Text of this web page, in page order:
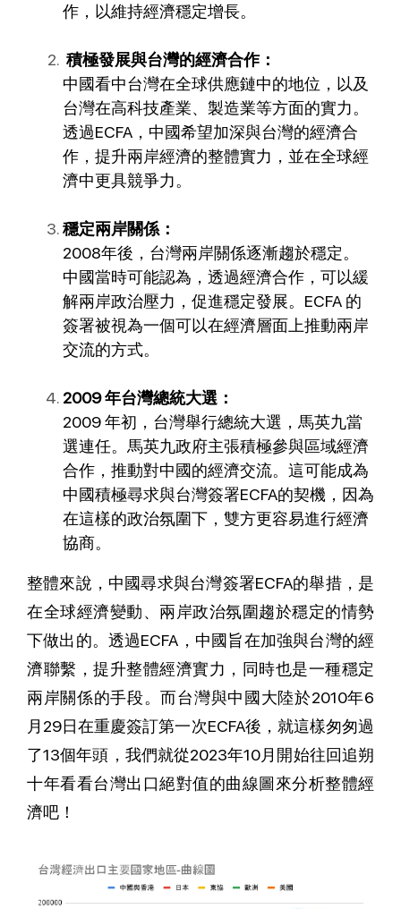
作，以維持經濟穩定增長。
積極發展與台灣的經濟合作：
中國看中台灣在全球供應鏈中的地位，以及
台灣在高科技產業、製造業等方面的實力。
透過ECFA，中國希望加深與台灣的經濟合
作，提升兩岸經濟的整體實力，並在全球經
濟中更具競爭力。
穩定兩岸關係：
2008年後，台灣兩岸關係逐漸趨於穩定。
中國當時可能認為，透過經濟合作，可以緩
解兩岸政治壓力，促進穩定發展。ECFA 的
簽署被視為一個可以在經濟層面上推動兩岸
交流的方式。
2009 年台灣總統大選：
2009 年初，台灣舉行總統大選，馬英九當
選連任。馬英九政府主張積極參與區域經濟
合作，推動對中國的經濟交流。這可能成為
中國積極尋求與台灣簽署ECFA的契機，因為
在這樣的政治氛圍下，雙方更容易進行經濟
協商。
整體來說，中國尋求與台灣簽署ECFA的舉措，是
在全球經濟變動、兩岸政治氛圍趨於穩定的情勢
下做出的。透過ECFA，中國旨在加強與台灣的經
濟聯繫，提升整體經濟實力，同時也是一種穩定
兩岸關係的手段。而台灣與中國大陸於2010年6
月29日在重慶簽訂第一次ECFA後，就這樣匆匆過
了13個年頭，我們就從2023年10月開始往回追朔
十年看看台灣出口絕對值的曲線圖來分析整體經
濟吧！